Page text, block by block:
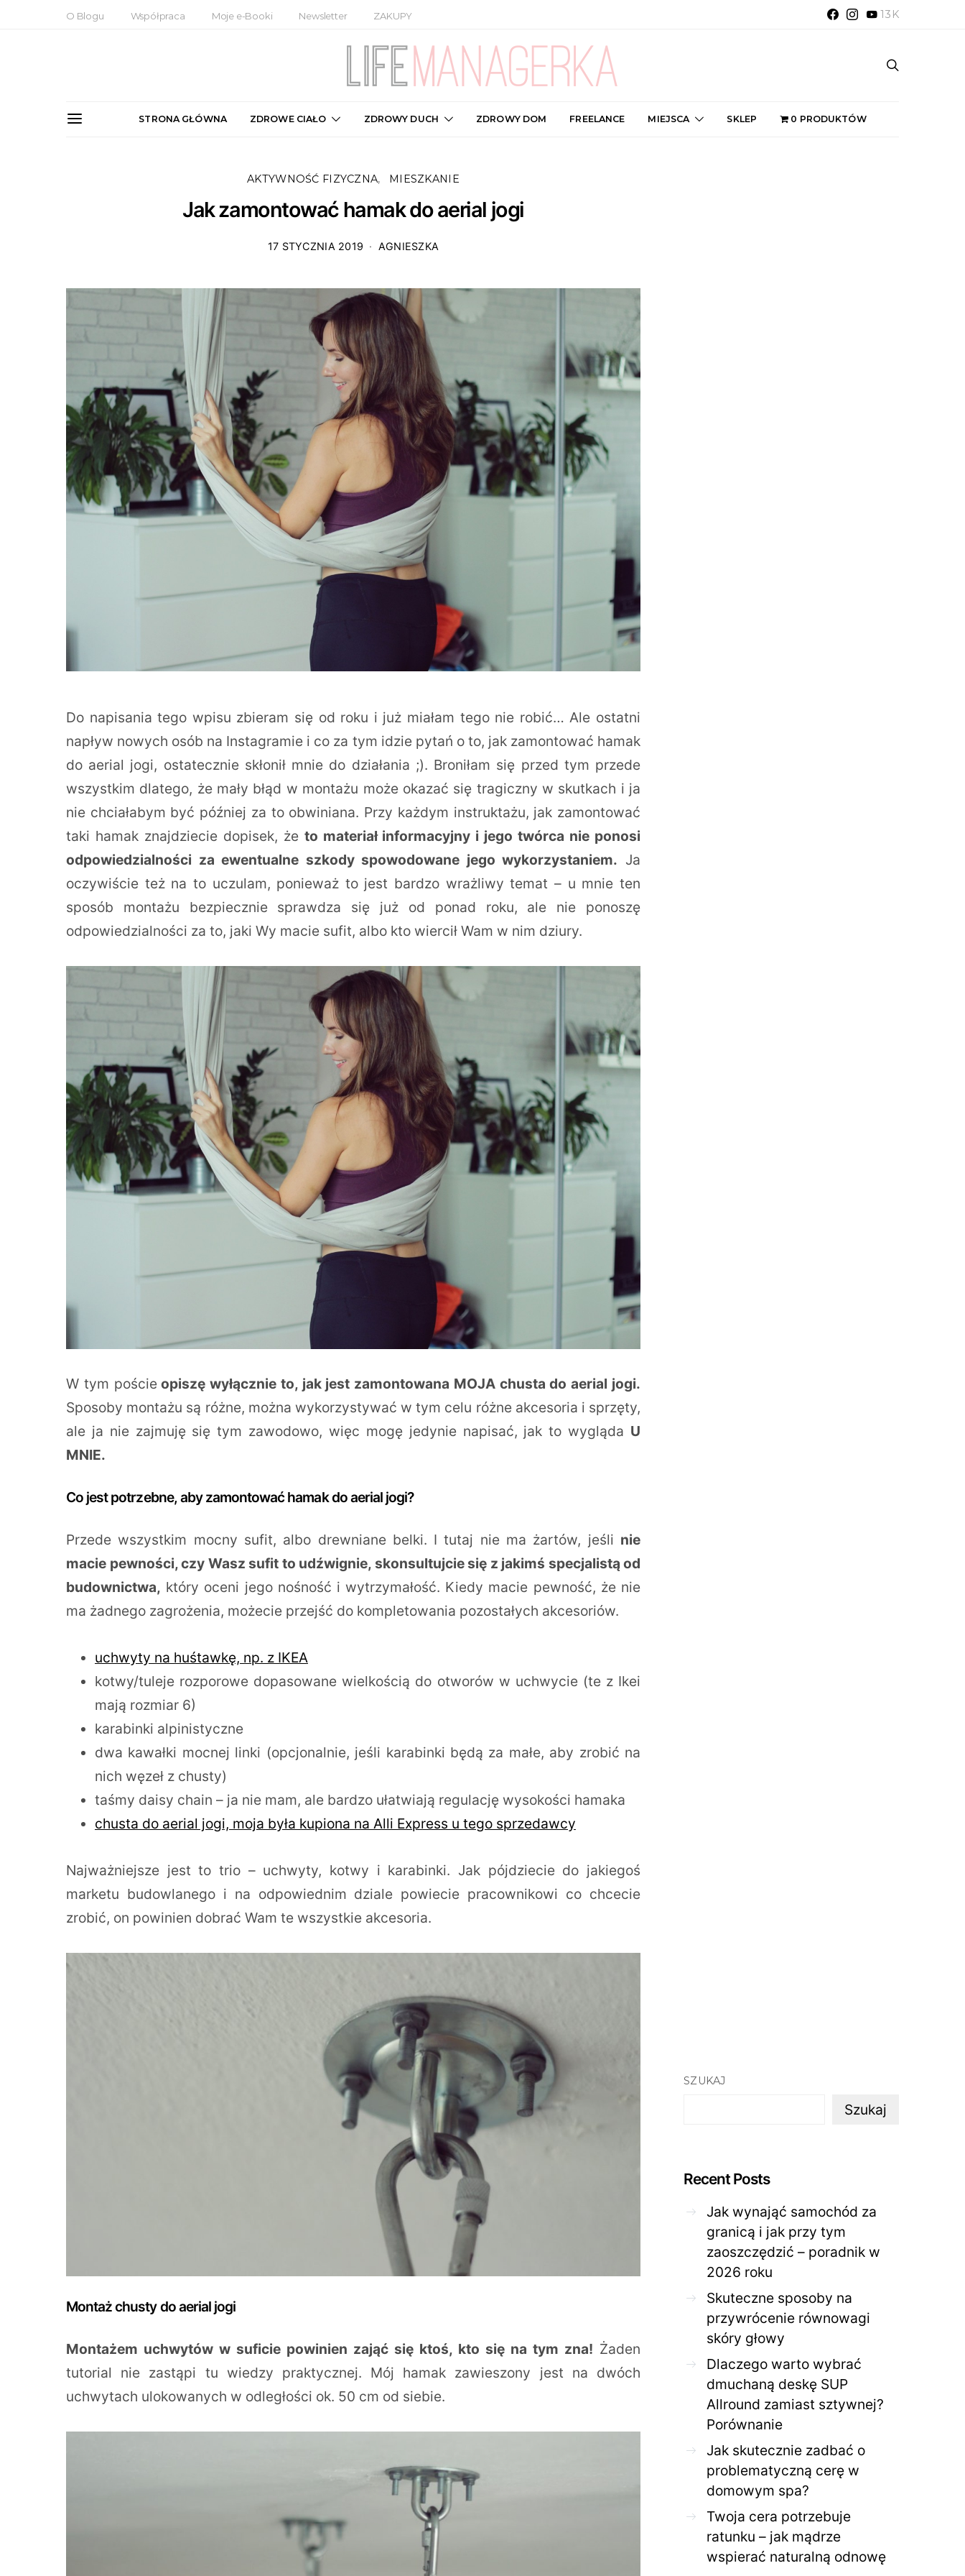
O Blogu Współpraca Moje e-Booki Newsletter ZAKUPY 13K
STRONA GŁÓWNA ZDROWE CIAŁO ZDROWY DUCH ZDROWY DOM FREELANCE MIEJSCA SKLEP 0 PRODUKTÓW
AKTYWNOŚĆ FIZYCZNA MIESZKANIE
Jak zamontować hamak do aerial jogi
17 STYCZNIA 2019 AGNIESZKA
Do napisania tego wpisu zbieram się od roku i już miałam tego nie robić… Ale ostatni
napływ nowych osób na Instagramie i co za tym idzie pytań o to, jak zamontować hamak
do aerial jogi, ostatecznie skłonił mnie do działania ;). Broniłam się przed tym przede
wszystkim dlatego, że mały błąd w montażu może okazać się tragiczny w skutkach i ja
nie chciałabym być później za to obwiniana. Przy każdym instruktażu, jak zamontować
taki hamak znajdziecie dopisek, że to materiał informacyjny i jego twórca nie ponosi
odpowiedzialności za ewentualne szkody spowodowane jego wykorzystaniem. Ja
oczywiście też na to uczulam, ponieważ to jest bardzo wrażliwy temat – u mnie ten
sposób montażu bezpiecznie sprawdza się już od ponad roku, ale nie ponoszę
odpowiedzialności za to, jaki Wy macie sufit, albo kto wiercił Wam w nim dziury.
W tym pościeopiszę wyłącznie to, jak jest zamontowana MOJA chusta do aerial jogi.
Sposoby montażu są różne, można wykorzystywać w tym celu różne akcesoria i sprzęty,
ale ja nie zajmuję się tym zawodowo, więc mogę jedynie napisać, jak to wygląda U
MNIE.
Co jest potrzebne, aby zamontować hamak do aerial jogi?
Przede wszystkim mocny sufit, albo drewniane belki. I tutaj nie ma żartów, jeśli nie
macie pewności, czy Wasz sufit to udźwignie, skonsultujcie się z jakimś specjalistą od
budownictwa, który oceni jego nośność i wytrzymałość. Kiedy macie pewność, że nie
ma żadnego zagrożenia, możecie przejść do kompletowania pozostałych akcesoriów.
uchwyty na huśtawkę, np. z IKEA
kotwy/tuleje rozporowe dopasowane wielkością do otworów w uchwycie (te z Ikei
mają rozmiar 6)
karabinki alpinistyczne
dwa kawałki mocnej linki (opcjonalnie, jeśli karabinki będą za małe, aby zrobić na
nich węzeł z chusty)
taśmy daisy chain – ja nie mam, ale bardzo ułatwiają regulację wysokości hamaka
chusta do aerial jogi, moja była kupiona na Alli Express u tego sprzedawcy
Najważniejsze jest to trio – uchwyty, kotwy i karabinki. Jak pójdziecie do jakiegoś
marketu budowlanego i na odpowiednim dziale powiecie pracownikowi co chcecie
zrobić, on powinien dobrać Wam te wszystkie akcesoria.
Montaż chusty do aerial jogi
Montażem uchwytów w suficie powinien zająć się ktoś, kto się na tym zna! Żaden
tutorial nie zastąpi tu wiedzy praktycznej. Mój hamak zawieszony jest na dwóch
uchwytach ulokowanych w odległości ok. 50 cm od siebie.
SZUKAJ
Szukaj
Recent Posts
Jak wynająć samochód za
granicą i jak przy tym
zaoszczędzić – poradnik w
2026 roku
Skuteczne sposoby na
przywrócenie równowagi
skóry głowy
Dlaczego warto wybrać
dmuchaną deskę SUP
Allround zamiast sztywnej?
Porównanie
Jak skutecznie zadbać o
problematyczną cerę w
domowym spa?
Twoja cera potrzebuje
ratunku – jak mądrze
wspierać naturalną odnowę